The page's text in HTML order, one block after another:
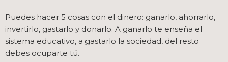
Puedes hacer 5 cosas con el dinero: ganarlo, ahorrarlo,
invertirlo, gastarlo y donarlo. A ganarlo te enseña el
sistema educativo, a gastarlo la sociedad, del resto
debes ocuparte tú.